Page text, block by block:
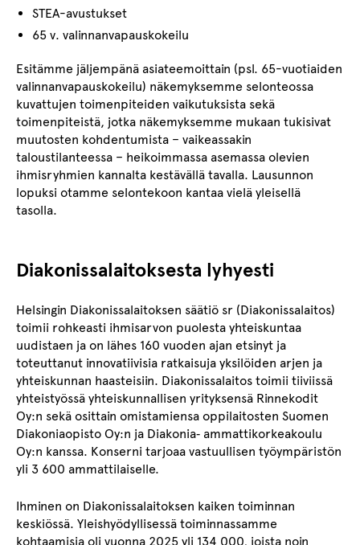
STEA-avustukset
65 v. valinnanvapauskokeilu
Esitämme jäljempänä asiateemoittain (psl. 65-vuotiaiden
valinnanvapauskokeilu) näkemyksemme selonteossa
kuvattujen toimenpiteiden vaikutuksista sekä
toimenpiteistä, jotka näkemyksemme mukaan tukisivat
muutosten kohdentumista – vaikeassakin
taloustilanteessa – heikoimmassa asemassa olevien
ihmisryhmien kannalta kestävällä tavalla. Lausunnon
lopuksi otamme selontekoon kantaa vielä yleisellä
tasolla.
Diakonissalaitoksesta lyhyesti
Helsingin Diakonissalaitoksen säätiö sr (Diakonissalaitos)
toimii rohkeasti ihmisarvon puolesta yhteiskuntaa
uudistaen ja on lähes 160 vuoden ajan etsinyt ja
toteuttanut innovatiivisia ratkaisuja yksilöiden arjen ja
yhteiskunnan haasteisiin. Diakonissalaitos toimii tiiviissä
yhteistyössä yhteiskunnallisen yrityksensä Rinnekodit
Oy:n sekä osittain omistamiensa oppilaitosten Suomen
Diakoniaopisto Oy:n ja Diakonia‑ ammattikorkeakoulu
Oy:n kanssa. Konserni tarjoaa vastuullisen työympäristön
yli 3 600 ammattilaiselle.
Ihminen on Diakonissalaitoksen kaiken toiminnan
keskiössä. Yleishyödyllisessä toiminnassamme
kohtaamisia oli vuonna 2025 yli 134 000, joista noin